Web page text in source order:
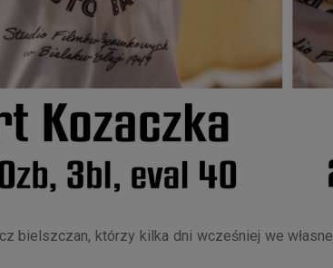
bielszczan, którzy kilka dni wcześniej we